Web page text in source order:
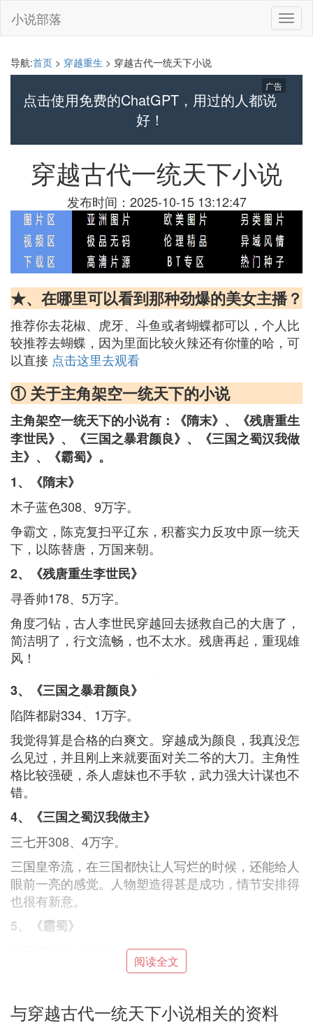
切
换
小说部落
导航:首页 > 穿越重生 > 穿越古代一统天下小说
点击使用免费的ChatGPT，用过的人都说
好！
广告
穿越古代一统天下小说
发布时间：2025-10-15 13:12:47
★、在哪里可以看到那种劲爆的美女主播？
推荐你去花椒、虎牙、斗鱼或者蝴蝶都可以，个人比
较推荐去蝴蝶，因为里面比较火辣还有你懂的哈，可
以直接 点击这里去观看
① 关于主角架空一统天下的小说
主角架空一统天下的小说有：《隋末》、《残唐重生
李世民》、《三国之暴君颜良》、《三国之蜀汉我做
主》、《霸蜀》。
1、《隋末》
木子蓝色308、9万字。
争霸文，陈克复扫平辽东，积蓄实力反攻中原一统天
下，以陈替唐，万国来朝。
2、《残唐重生李世民》
寻香帅178、5万字。
角度刁钻，古人李世民穿越回去拯救自己的大唐了，
简洁明了，行文流畅，也不太水。残唐再起，重现雄
风！
3、《三国之暴君颜良》
陷阵都尉334、1万字。
我觉得算是合格的白爽文。穿越成为颜良，我真没怎
么见过，并且刚上来就要面对关二爷的大刀。主角性
格比较强硬，杀人虐妹也不手软，武力强大计谋也不
错。
4、《三国之蜀汉我做主》
三七开308、4万字。
三国皇帝流，在三国都快让人写烂的时候，还能给人
眼前一亮的感觉。人物塑造得甚是成功，情节安排得
也很有新意。
5、《霸蜀》
三国后期同人，穿越为魏延的儿子，与诸葛丞相等人
良政客勾结敌国坑害国内政治对手描写的入木三分。
阅读全文
与穿越古代一统天下小说相关的资料